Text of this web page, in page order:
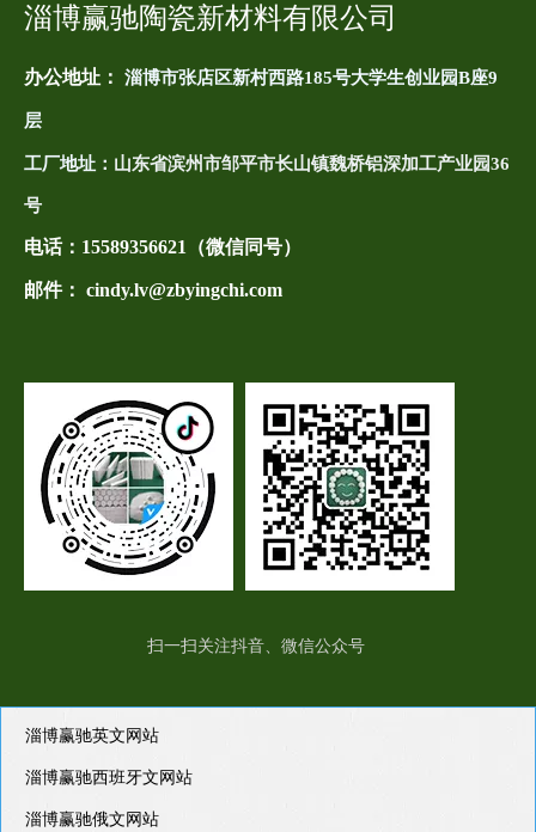
淄博赢驰陶瓷新材料有限公司
办公地址： 淄博市张店区新村西路185号大学生创业园B座9
层
工厂地址： 山东省滨州市邹平市长山镇魏桥铝深加工产业园36
号
电话： 15589356621（微信同号）
邮件： cindy.lv@zbyingchi.com
扫一扫关注抖音、微信公众号
淄博赢驰英文网站
淄博赢驰西班牙文网站
淄博赢驰俄文网站